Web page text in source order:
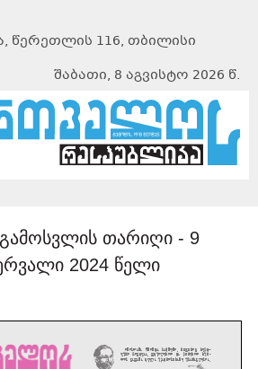
ᲬᲔᲠᲔᲗᲚᲘᲡ 116, ᲗᲑᲘᲚᲘᲡᲘ
შაბათი, 8 აგვისტო 2026 წ.
თარიღი - 9
2024 წელი